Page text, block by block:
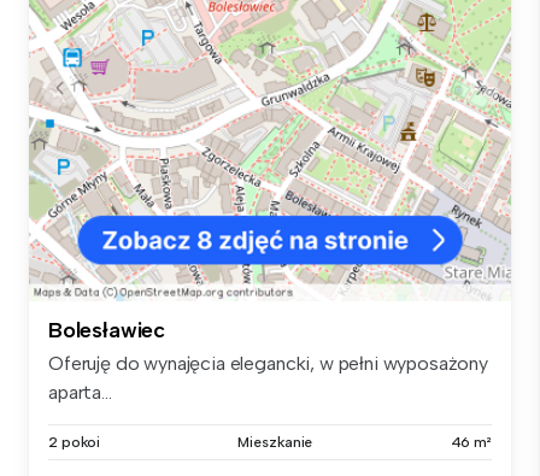
Bolesławiec
Oferuję do wynajęcia elegancki, w pełni wyposażony
aparta...
2 pokoi Mieszkanie 46 m²